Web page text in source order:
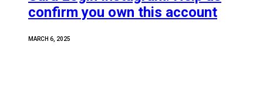
confirm you own this account
MARCH 6, 2025